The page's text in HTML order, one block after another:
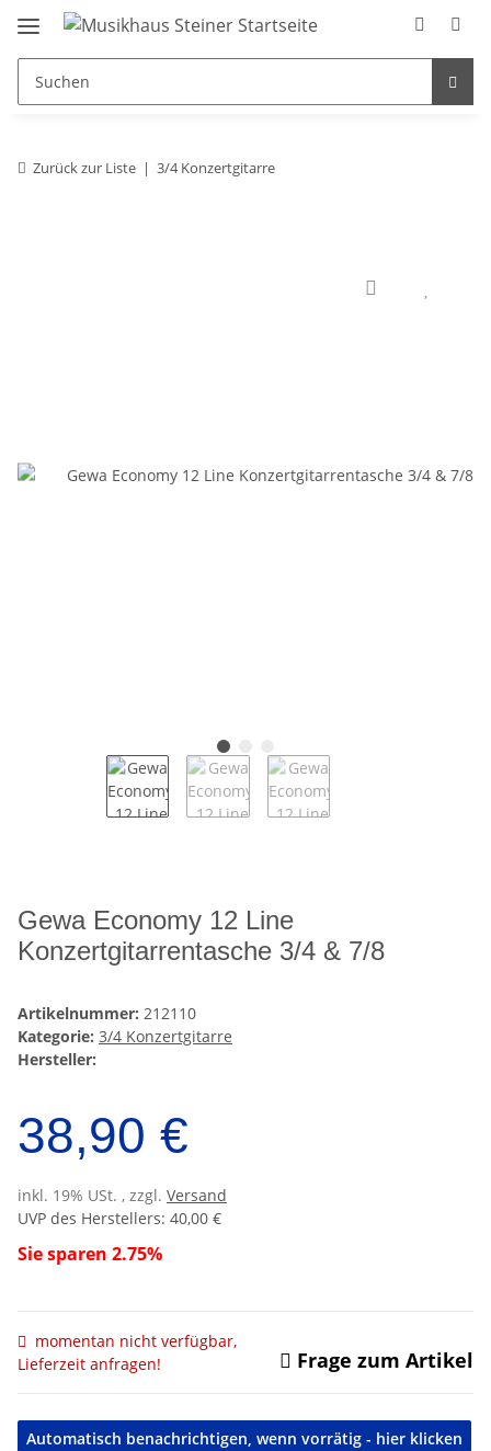
Zurück zur Liste 3/4 Konzertgitarre
Gewa Economy 12 Line
Konzertgitarrentasche 3/4 & 7/8
Artikelnummer: 212110
Kategorie: 3/4 Konzertgitarre
Hersteller:
38,90 €
inkl. 19% USt. , zzgl. Versand
UVP des Herstellers: 40,00 €
Sie sparen 2.75%
momentan nicht verfügbar,
Lieferzeit anfragen!
Frage zum Artikel
Automatisch benachrichtigen, wenn vorrätig - hier klicken